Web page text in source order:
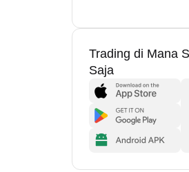
Trading di Mana
Saja